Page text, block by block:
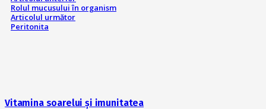
Rolul mucusului în organism
Articolul următor
Peritonita
Vitamina soarelui și imunitatea